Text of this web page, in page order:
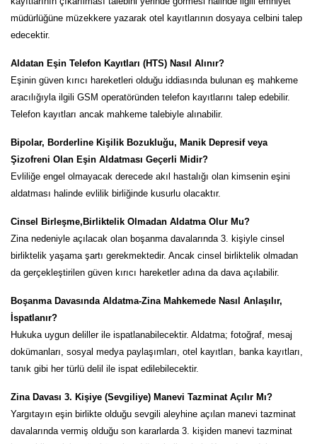
müdürlüğüne müzekkere yazarak otel kayıtlarının dosyaya celbini talep
edecektir.
Aldatan Eşin Telefon Kayıtları (HTS) Nasıl Alınır?
Eşinin güven kırıcı hareketleri olduğu iddiasında bulunan eş mahkeme
aracılığıyla ilgili GSM operatöründen telefon kayıtlarını talep edebilir.
Telefon kayıtları ancak mahkeme talebiyle alınabilir.
Bipolar, Borderline Kişilik Bozukluğu, Manik Depresif veya
Şizofreni Olan Eşin Aldatması Geçerli Midir?
Evliliğe engel olmayacak derecede akıl hastalığı olan kimsenin eşini
aldatması halinde evlilik birliğinde kusurlu olacaktır.
Cinsel Birleşme,Birliktelik Olmadan Aldatma Olur Mu?
Zina nedeniyle açılacak olan boşanma davalarında 3. kişiyle cinsel
birliktelik yaşama şartı gerekmektedir. Ancak cinsel birliktelik olmadan
da gerçekleştirilen güven kırıcı hareketler adına da dava açılabilir.
Boşanma Davasında Aldatma-Zina Mahkemede Nasıl Anlaşılır,
İspatlanır?
Hukuka uygun deliller ile ispatlanabilecektir. Aldatma; fotoğraf, mesaj
dokümanları, sosyal medya paylaşımları, otel kayıtları, banka kayıtları,
tanık gibi her türlü delil ile ispat edilebilecektir.
Zina Davası 3. Kişiye (Sevgiliye) Manevi Tazminat Açılır Mı?
Yargıtayın eşin birlikte olduğu sevgili aleyhine açılan manevi tazminat
davalarında vermiş olduğu son kararlarda 3. kişiden manevi tazminat